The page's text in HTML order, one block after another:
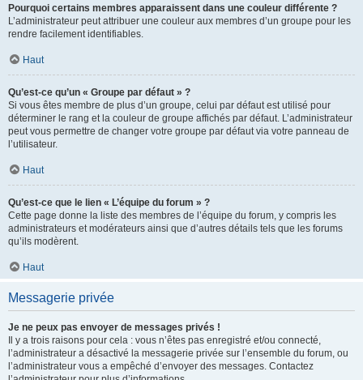
Pourquoi certains membres apparaissent dans une couleur différente ?
L’administrateur peut attribuer une couleur aux membres d’un groupe pour les
rendre facilement identifiables.
Haut
Qu’est-ce qu’un « Groupe par défaut » ?
Si vous êtes membre de plus d’un groupe, celui par défaut est utilisé pour
déterminer le rang et la couleur de groupe affichés par défaut. L’administrateur
peut vous permettre de changer votre groupe par défaut via votre panneau de
l’utilisateur.
Haut
Qu’est-ce que le lien « L’équipe du forum » ?
Cette page donne la liste des membres de l’équipe du forum, y compris les
administrateurs et modérateurs ainsi que d’autres détails tels que les forums
qu’ils modèrent.
Haut
Messagerie privée
Je ne peux pas envoyer de messages privés !
Il y a trois raisons pour cela : vous n’êtes pas enregistré et/ou connecté,
l’administrateur a désactivé la messagerie privée sur l’ensemble du forum, ou
l’administrateur vous a empêché d’envoyer des messages. Contactez